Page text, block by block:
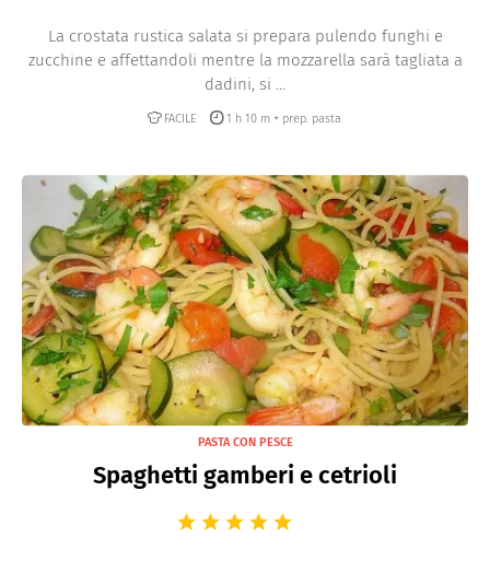
La crostata rustica salata si prepara pulendo funghi e
zucchine e affettandoli mentre la mozzarella sarà tagliata a
dadini, si ...
FACILE 1 h 10 m + prep. pasta
PASTA CON PESCE
Spaghetti gamberi e cetrioli